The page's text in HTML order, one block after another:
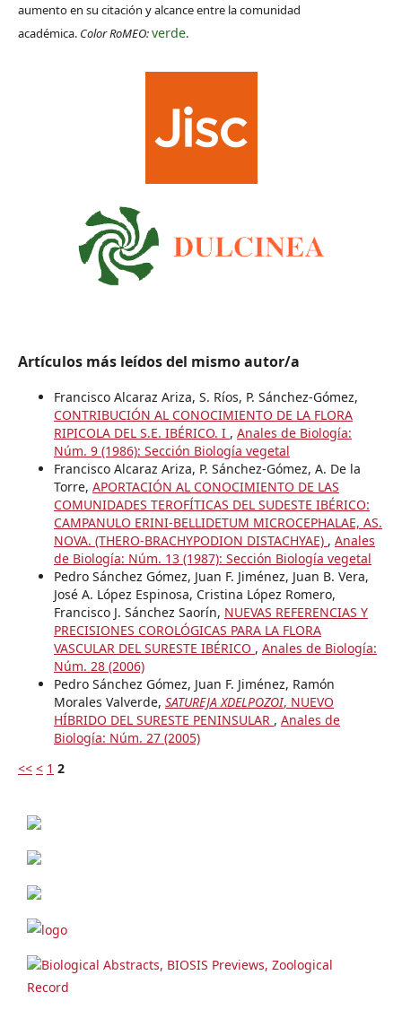
aumento en su citación y alcance entre la comunidad
académica. Color RoMEO:verde.
Artículos más leídos del mismo autor/a
Francisco Alcaraz Ariza, S. Ríos, P. Sánchez-Gómez,
CONTRIBUCIÓN AL CONOCIMIENTO DE LA FLORA
RIPICOLA DEL S.E. IBÉRICO. I , Anales de Biología:
Núm. 9 (1986): Sección Biología vegetal
Francisco Alcaraz Ariza, P. Sánchez-Gómez, A. De la
Torre, APORTACIÓN AL CONOCIMIENTO DE LAS
COMUNIDADES TEROFÍTICAS DEL SUDESTE IBÉRICO:
CAMPANULO ERINI-BELLIDETUM MICROCEPHALAE, AS.
NOVA. (THERO-BRACHYPODION DISTACHYAE) , Anales
de Biología: Núm. 13 (1987): Sección Biología vegetal
Pedro Sánchez Gómez, Juan F. Jiménez, Juan B. Vera,
José A. López Espinosa, Cristina López Romero,
Francisco J. Sánchez Saorín, NUEVAS REFERENCIAS Y
PRECISIONES COROLÓGICAS PARA LA FLORA
VASCULAR DEL SURESTE IBÉRICO , Anales de Biología:
Núm. 28 (2006)
Pedro Sánchez Gómez, Juan F. Jiménez, Ramón
Morales Valverde, SATUREJA XDELPOZOI, NUEVO
HÍBRIDO DEL SURESTE PENINSULAR , Anales de
Biología: Núm. 27 (2005)
<< < 1 2
Biological Abstracts, BIOSIS Previews, Zoological
Record